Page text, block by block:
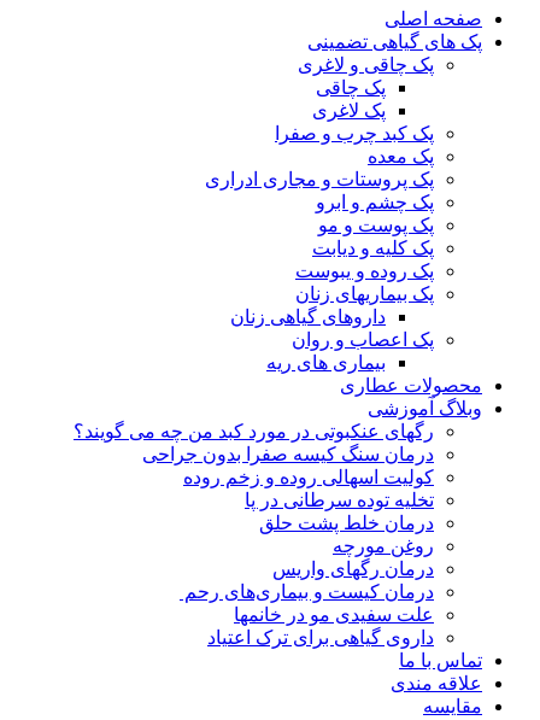
صفحه اصلی
پک های گیاهی تضمینی
پک چاقی و لاغری
پک چاقی
پک لاغری
پک کبد چرب و صفرا
پک معده
پک پروستات و مجاری ادراری
پک چشم و ابرو
پک پوست و مو
پک کلیه و دیابت
پک روده و یبوست
پک بیماریهای زنان
داروهای گیاهی زنان
پک اعصاب و روان
بیماری های ریه
محصولات عطاری
وبلاگ آموزشی
رگهای عنکبوتی در مورد کبد من چه می گویند؟
درمان سنگ کیسه صفرا بدون جراحی
کولیت اسهالی روده و زخم روده
تخلیه توده سرطانی در پا
درمان خلط پشت حلق
روغن مورچه
درمان رگهای واریس
درمان کیست و بیماری‌های رحم
علت سفیدی مو در خانمها
داروی گیاهی برای ترک اعتیاد
تماس با ما
علاقه مندی
مقایسه